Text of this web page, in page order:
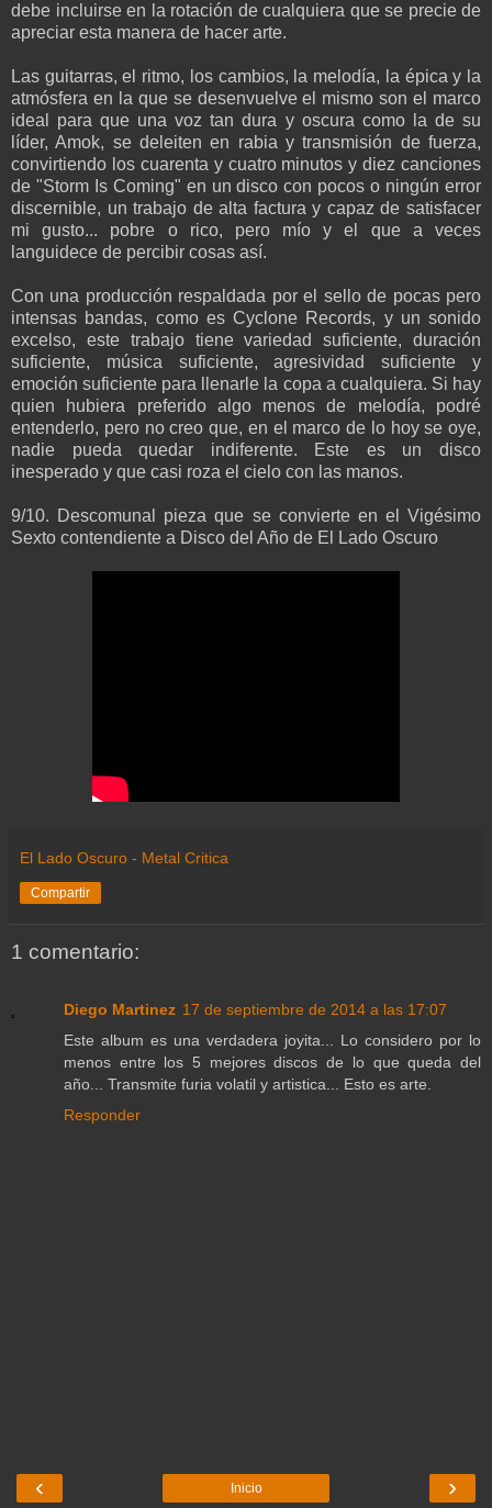
debe incluirse en la rotación de cualquiera que se precie de
apreciar esta manera de hacer arte.
Las guitarras, el ritmo, los cambios, la melodía, la épica y la
atmósfera en la que se desenvuelve el mismo son el marco
ideal para que una voz tan dura y oscura como la de su
líder, Amok, se deleiten en rabia y transmisión de fuerza,
convirtiendo los cuarenta y cuatro minutos y diez canciones
de "Storm Is Coming" en un disco con pocos o ningún error
discernible, un trabajo de alta factura y capaz de satisfacer
mi gusto... pobre o rico, pero mío y el que a veces
languidece de percibir cosas así.
Con una producción respaldada por el sello de pocas pero
intensas bandas, como es Cyclone Records, y un sonido
excelso, este trabajo tiene variedad suficiente, duración
suficiente, música suficiente, agresividad suficiente y
emoción suficiente para llenarle la copa a cualquiera. Si hay
quien hubiera preferido algo menos de melodía, podré
entenderlo, pero no creo que, en el marco de lo hoy se oye,
nadie pueda quedar indiferente. Este es un disco
inesperado y que casi roza el cielo con las manos.
9/10. Descomunal pieza que se convierte en el Vigésimo
Sexto contendiente a Disco del Año de El Lado Oscuro
El Lado Oscuro - Metal Critica
Compartir
1 comentario:
Diego Martinez 17 de septiembre de 2014 a las 17:07
Este album es una verdadera joyita... Lo considero por lo
menos entre los 5 mejores discos de lo que queda del
año... Transmite furia volatil y artistica... Esto es arte.
Responder
‹ ›
Inicio